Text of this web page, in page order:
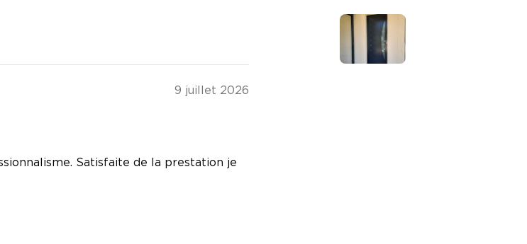
9 juillet 2026
Satisfaite de la prestation je